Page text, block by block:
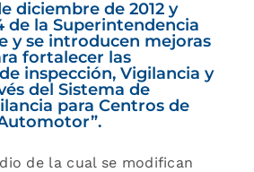
diciembre de 2012 y
de la Superintendencia
y se introducen mejoras
fortalecer las
inspección, Vigilancia y
del Sistema de
para Centros de
de la cual se modifican